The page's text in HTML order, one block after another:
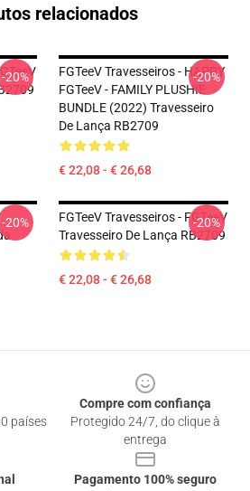
relacionados
-20%
FGTeeV Travesseiros - HAPPY
FGTeeV - FAMILY PLUSHIE
BUNDLE (2022) Travesseiro
De Lança RB2709
€ 22,08 - € 26,68
-20%
-20%
FGTeeV Travesseiros - FGTeeV
Travesseiro De Lança RB2709
€ 22,08 - € 26,68
-20%
países
Compre com confiança
Protegido 24/7, do clique à
entrega
Pagamento 100% seguro